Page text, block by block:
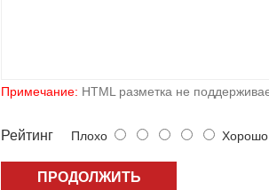
Примечание: HTML разметка не
Рейтинг Плохо Хорошо
ПРОДОЛЖИТЬ